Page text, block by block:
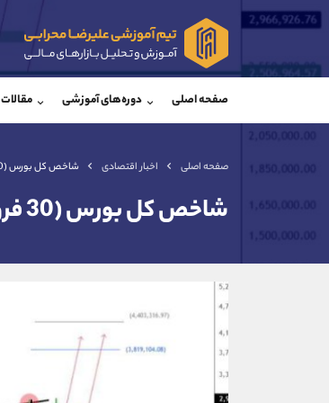
صفحه اصلی دوره‌های آموزشی مقالات
صفحه اصلی اخبار اقتصادی شاخص کل بورس (30 فروردین 1403)
شاخص کل بورس (30 فروردین 1403)
@Armteam_admin_104